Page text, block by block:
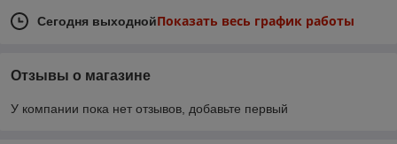
Сегодня выходнойПоказать весь график работы
Отзывы о магазине
У компании пока нет отзывов, добавьте первый